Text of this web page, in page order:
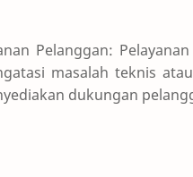
Pelanggan:
masalah teknis
dukungan